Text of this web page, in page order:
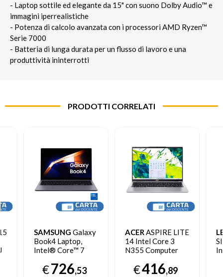
- Laptop sottile ed elegante da 15" con suono Dolby Audio™ e
immagini iperrealistiche
- Potenza di calcolo avanzata con i processori AMD Ryzen™
Serie 7000
- Batteria di lunga durata per un flusso di lavoro e una
produttività ininterrotti
PRODOTTI CORRELATI
SAMSUNG Galaxy
Book4 Laptop,
Intel® Core™ 7
512GB SSD, 15.6",
€726,53
ACERASPIRE LITE
14 Intel Core 3
N355 Computer
(14") WUXGA 8 GB
€416,89